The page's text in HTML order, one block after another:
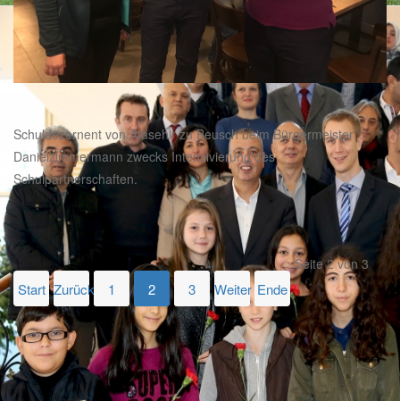
Schuldezernent von Atasehir zu Beusch beim Bürgermeister
Danielzimmermann zwecks Intensivierung des
Schulpartnerschaften.
Seite 2 von 3
Start Zurück 1 2 3 Weiter Ende